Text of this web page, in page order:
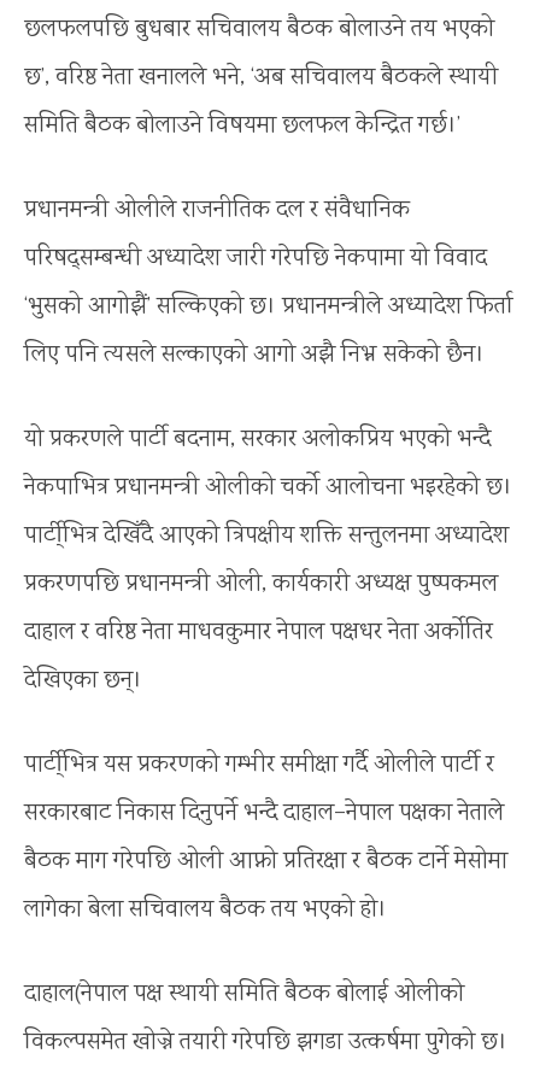
छलफलपछि बुधबार सचिवालय बैठक बोलाउने तय भएको
छ’, वरिष्ठ नेता खनालले भने, ‘अब सचिवालय बैठकले स्थायी
समिति बैठक बोलाउने विषयमा छलफल केन्द्रित गर्छ।’
प्रधानमन्त्री ओलीले राजनीतिक दल र संवैधानिक
परिषद्सम्बन्धी अध्यादेश जारी गरेपछि नेकपामा यो विवाद
‘भुसको आगोझैं’ सल्किएको छ। प्रधानमन्त्रीले अध्यादेश फिर्ता
लिए पनि त्यसले सल्काएको आगो अझै निभ्न सकेको छैन।
यो प्रकरणले पार्टी बदनाम, सरकार अलोकप्रिय भएको भन्दै
नेकपाभित्र प्रधानमन्त्री ओलीको चर्काे आलोचना भइरहेको छ।
पार्टी्भित्र देखिँदै आएको त्रिपक्षीय शक्ति सन्तुलनमा अध्यादेश
प्रकरणपछि प्रधानमन्त्री ओली, कार्यकारी अध्यक्ष पुष्पकमल
दाहाल र वरिष्ठ नेता माधवकुमार नेपाल पक्षधर नेता अर्काेतिर
देखिएका छन्।
पार्टी्भित्र यस प्रकरणको गम्भीर समीक्षा गर्दै ओलीले पार्टी र
सरकारबाट निकास दिनुपर्ने भन्दै दाहाल–नेपाल पक्षका नेताले
बैठक माग गरेपछि ओली आफ्नो प्रतिरक्षा र बैठक टार्ने मेसोमा
लागेका बेला सचिवालय बैठक तय भएको हो।
दाहाल(नेपाल पक्ष स्थायी समिति बैठक बोलाई ओलीको
विकल्पसमेत खोज्ने तयारी गरेपछि झगडा उत्कर्षमा पुगेको छ।